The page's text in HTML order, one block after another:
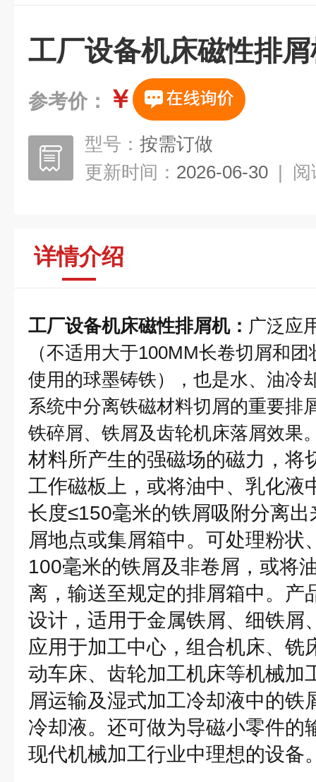
工厂设备机床磁性排
参考价： ￥
型号： 按需订做
更新时间： 2026-06-30 | 阅
详情介绍
工厂设备机床磁性排屑机： 广泛应
（不适用大于100MM长卷切屑和
使用的球墨铸铁），也是水、油冷
系统中分离铁磁材料切屑的重要排
铁碎屑、铁屑及齿轮机床落屑效果
材料所产生的强磁场的磁力，将
工作磁板上，或将油中、乳化液
长度≤150毫米的铁屑吸附分离
屑地点或集屑箱中。可处理粉状
100毫米的铁屑及非卷屑，或将
离，输送至规定的排屑箱中。产
设计，适用于金属铁屑、细铁屑
应用于加工中心，组合机床、铣
动车床、齿轮加工机床等机械加
屑运输及湿式加工冷却液中的铁
冷却液。还可做为导磁小零件的
现代机械加工行业